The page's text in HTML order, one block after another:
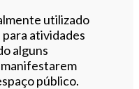
utilizado
atividades
alguns
público.